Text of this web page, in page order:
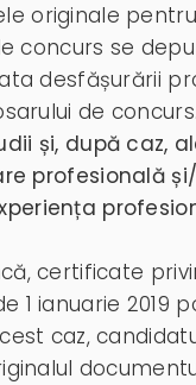
originale
concurs se
desfășurării
de
și, după caz,
profesională
certificate
1 ianuarie 2019
caz,